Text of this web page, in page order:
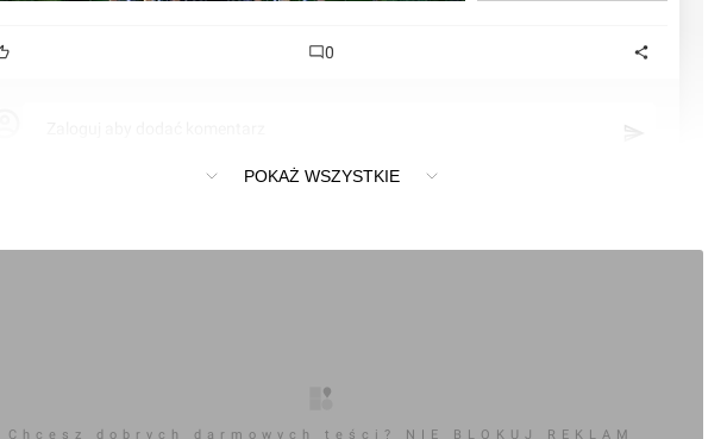
0
POKAŻ WSZYSTKIE
Chcesz dobrych darmowych teści? NIE BLOKUJ REKLAM